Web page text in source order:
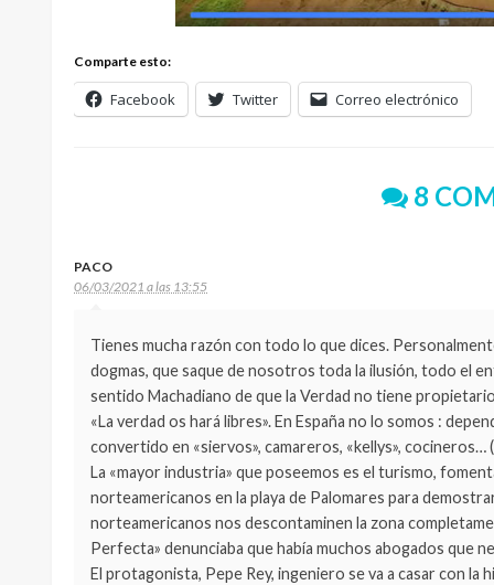
Comparte esto:
Facebook Twitter Correo electrónico
8
PACO
06/03/2021 a las 13:55
Tienes mucha razón con todo lo que dices.
dogmas, que saque de nosotros toda la ilusión, todo el
sentido Machadiano de que la Verdad no tiene
«La verdad os hará libres». En España no lo somos :
convertido en «siervos», camareros, «kellys»,
La «mayor industria» que poseemos es el turismo,
norteamericanos en la playa de Palomares para
norteamericanos nos descontaminen la zona
Perfecta» denunciaba que había muchos abogados que
El protagonista, Pepe Rey, ingeniero se va a casar con